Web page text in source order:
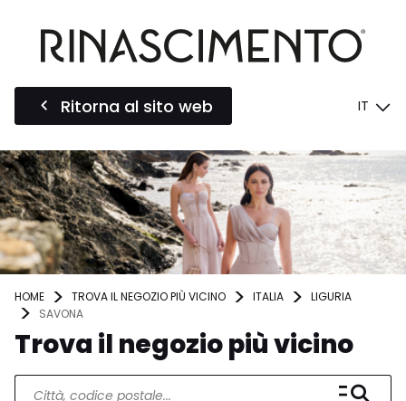
Ritorna al sito web IT
HOME TROVA IL NEGOZIO PIÙ VICINO ITALIA
LIGURIA
SAVONA
Trova il negozio più vicino